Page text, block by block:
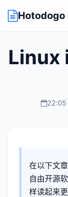
Hotodogo
Linux
22:05
在以下文
自由开源
样读起来更